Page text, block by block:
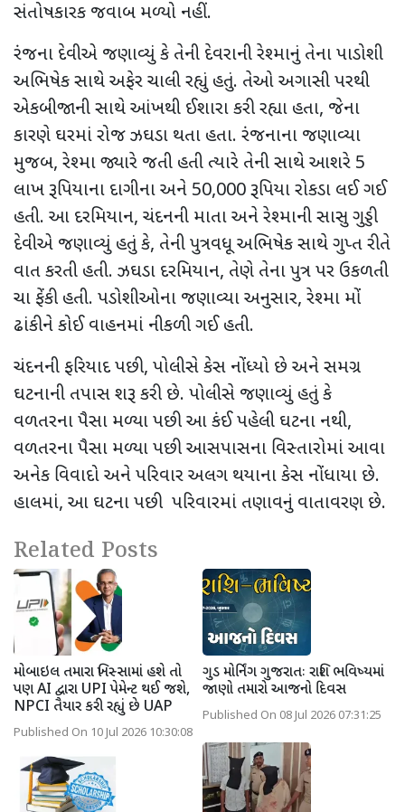
સંતોષકારક જવાબ મળ્યો નહીં.
રંજના દેવીએ જણાવ્યું કે તેની દેવરાની રેશ્માનું તેના પાડોશી
અભિષેક સાથે અફેર ચાલી રહ્યું હતું. તેઓ અગાસી પરથી
એકબીજાની સાથે આંખથી ઈશારા કરી રહ્યા હતા, જેના
કારણે ઘરમાં રોજ ઝઘડા થતા હતા. રંજનાના જણાવ્યા
મુજબ, રેશ્મા જ્યારે જતી હતી ત્યારે તેની સાથે આશરે 5
લાખ રૂપિયાના દાગીના અને 50,000રૂપિયા રોકડા લઈ ગઈ
હતી. આ દરમિયાન, ચંદનની માતા અને રેશ્માની સાસુ ગુડ્ડી
દેવીએ જણાવ્યું હતું કે, તેની પુત્રવધૂ અભિષેક સાથે ગુપ્ત રીતે
વાત કરતી હતી. ઝઘડા દરમિયાન, તેણે તેના પુત્ર પર ઉકળતી
ચા ફેંકી હતી. પડોશીઓના જણાવ્યા અનુસાર, રેશ્મા મોં
ઢાંકીને કોઈ વાહનમાં નીકળી ગઈ હતી.
ચંદનની ફરિયાદ પછી, પોલીસે કેસ નોંધ્યો છે અને સમગ્ર
ઘટનાની તપાસ શરૂ કરી છે. પોલીસે જણાવ્યું હતું કે
વળતરના પૈસા મળ્યા પછી આ કંઈ પહેલી ઘટના નથી,
વળતરના પૈસા મળ્યા પછી આસપાસના વિસ્તારોમાં આવા
અનેક વિવાદો અને પરિવાર અલગ થયાના કેસ નોંધાયા છે.
હાલમાં, આ ઘટના પછી પરિવારમાં તણાવનું વાતાવરણ છે.
Related Posts
મોબાઇલ તમારા ખિસ્સામાં હશે તો
પણ AI દ્વારા UPI પેમેન્ટ થઈ જશે,
NPCI તૈયાર કરી રહ્યું છે UAP
Published On 10 Jul 2026 10:30:08
ગુડ મોર્નિંગ ગુજરાતઃ રાશિ ભવિષ્યમાં
જાણો તમારો આજનો દિવસ
Published On 08 Jul 2026 07:31:25